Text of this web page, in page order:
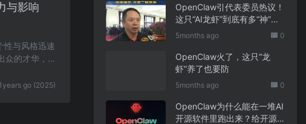
与影响
性与风格迅速
众的才华，Ki
1years go (2025)
OpenClaw引代表委员热议！
这只“AI龙虾”到底有多“神”？
｜科技观察
5months ago 0
OpenClaw火了，这只“龙
虾”养了也要防
5months ago 0
OpenClaw为什么能在一堆AI
开源软件里跑出来？给开源